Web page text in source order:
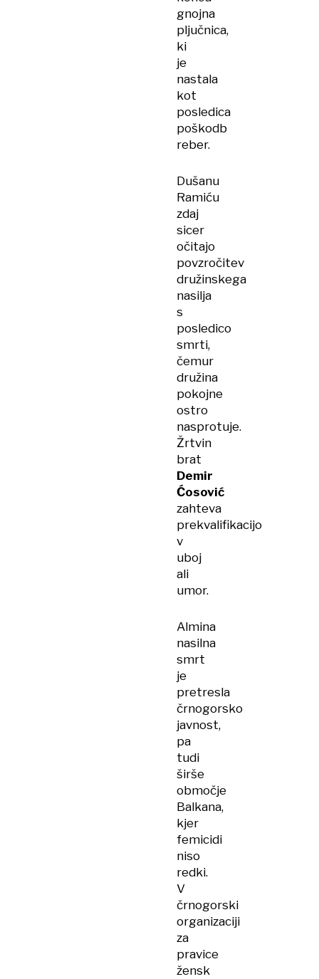
gnojna
pljučnica,
ki
je
nastala
kot
posledica
poškodb
reber.
Dušanu
Ramiću
zdaj
sicer
očitajo
povzročitev
družinskega
nasilja
s
posledico
smrti,
čemur
družina
pokojne
ostro
nasprotuje.
Žrtvin
brat
Demir
Ćosović
zahteva
prekvalifikacijo
v
uboj
ali
umor.
Almina
nasilna
smrt
je
pretresla
črnogorsko
javnost,
pa
tudi
širše
območje
Balkana,
kjer
femicidi
niso
redki.
V
črnogorski
organizaciji
za
pravice
žensk